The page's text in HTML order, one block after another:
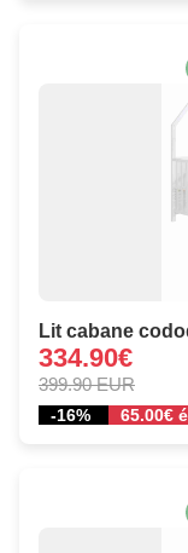
Lit cabane
334.90€
399.90 EUR
-16% 65.00€